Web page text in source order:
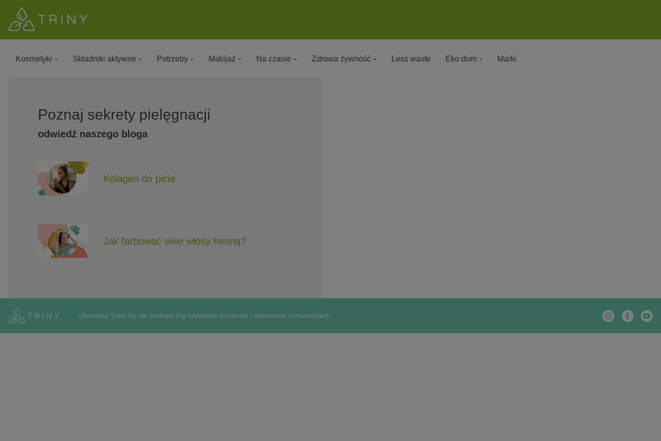
Kosmetyki Składniki aktywne Potrzeby Makijaż Na czasie Zdrowa żywność Less waste Eko dom Marki
Poznaj sekrety pielęgnacji
odwiedź naszego bloga
Kolagen do picia
Jak farbować siwe włosy henną?
Obserwuj Triny, by nie ominęły Cię najlepsze promocje i informacje o nowościach.